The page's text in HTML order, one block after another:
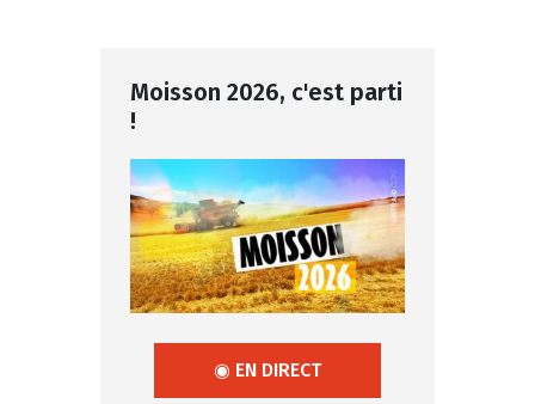
Moisson 2026, c'est parti
!
◉ EN DIRECT